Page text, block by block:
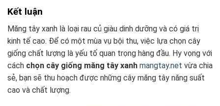
Kết luận
Măng tây xanh là loại rau củ giàu dinh dưỡng và có giá trị
kinh tế cao. Để có một mùa vụ bội thu, việc lựa chọn cây
giống chất lượng là yếu tố quan trọng hàng đầu. Hy vọng với
cách chọn cây giống măng tây xanh mangtay.net vừa chia
sẻ, bạn sẽ thu hoạch được những cây măng tây năng suất
cao và chất lượng.